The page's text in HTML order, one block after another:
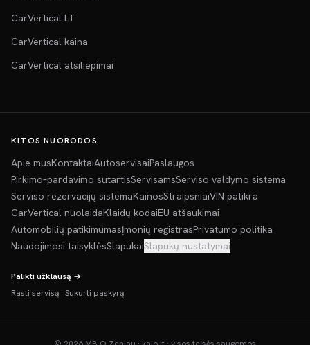
CarVertical LT
CarVertical kaina
CarVertical atsiliepimai
KITOS NUORODOS
Apie musKontaktaiAutoservisaiPaslaugos
Pirkimo–pardavimo sutartisServisamsServiso valdymo sistema
Serviso rezervacijų sistemaKainosStraipsniaiVIN patikra
CarVertical nuolaidaKlaidų kodaiEU atšaukimai
Automobilių patikimumasĮmonių registrasPrivatumo politika
Naudojimosi taisyklėsSlapukaiSlapukų nustatymai
Palikti užklausą →
Rasti servisą · Sukurti paskyrą